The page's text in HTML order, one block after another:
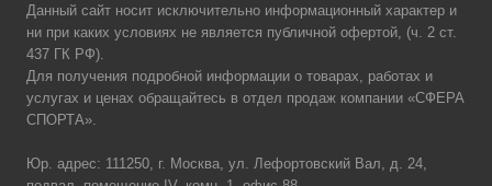
Данный сайт носит исключительно информационный характер и
ни при каких условиях не является публичной офертой, (ч. 2 ст.
437 ГК РФ).
Для получения подробной информации о товарах, работах и
услугах и ценах обращайтесь в отдел продаж компании «СФЕРА
СПОРТА».
Юр. адрес: 111250, г. Москва, ул. Лефортовский Вал, д. 24,